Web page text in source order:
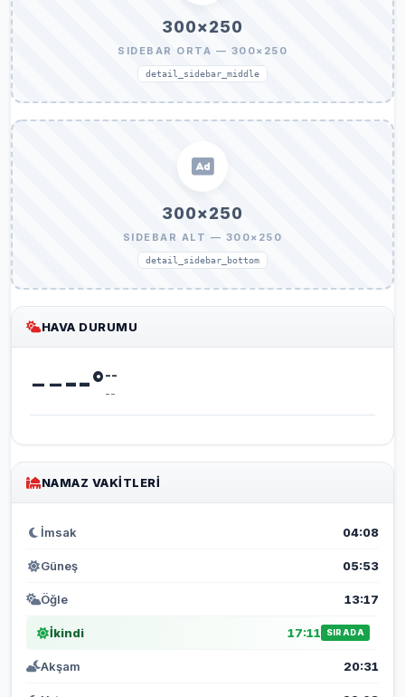
300×250
SIDEBAR ORTA — 300×250
detail_sidebar_middle
300×250
SIDEBAR ALT — 300×250
detail_sidebar_bottom
HAVA DURUMU
----°--
--
NAMAZ VAKITLERI
İmsak 04:08
Güneş 05:53
Öğle 13:17
İkindi 17:11 SIRADA
Akşam 20:31